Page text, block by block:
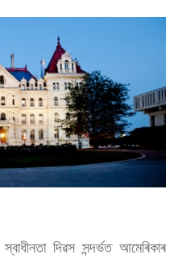
দিৱস সন্দৰ্ভত আমেৰিকাৰ